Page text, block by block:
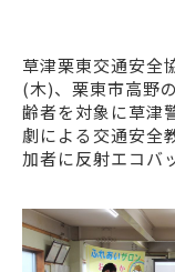
草津栗東交通安全
(木)、栗東市高野
齢者を対象に草津
劇による交通安全
加者に反射エコバ